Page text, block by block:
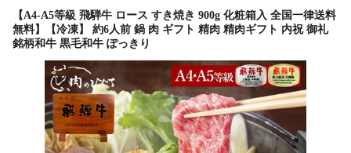
【A4-A5等級 飛騨牛 ロース すき焼き 900g 化粧箱入 全国一律送料
無料】【冷凍】 約6人前 鍋 肉 ギフト 精肉 精肉ギフト 内祝 御礼
銘柄和牛 黒毛和牛 ぽっきり